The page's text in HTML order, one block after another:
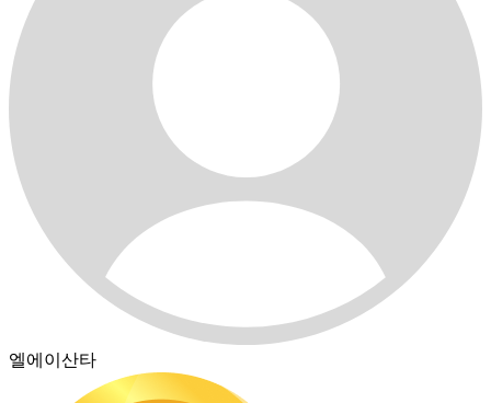
엘에이산타